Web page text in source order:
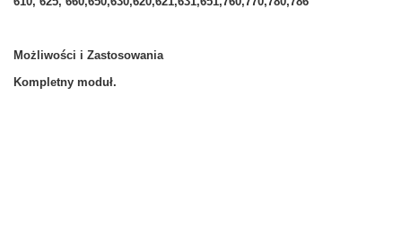
Możliwości i Zastosowania
Kompletny moduł.